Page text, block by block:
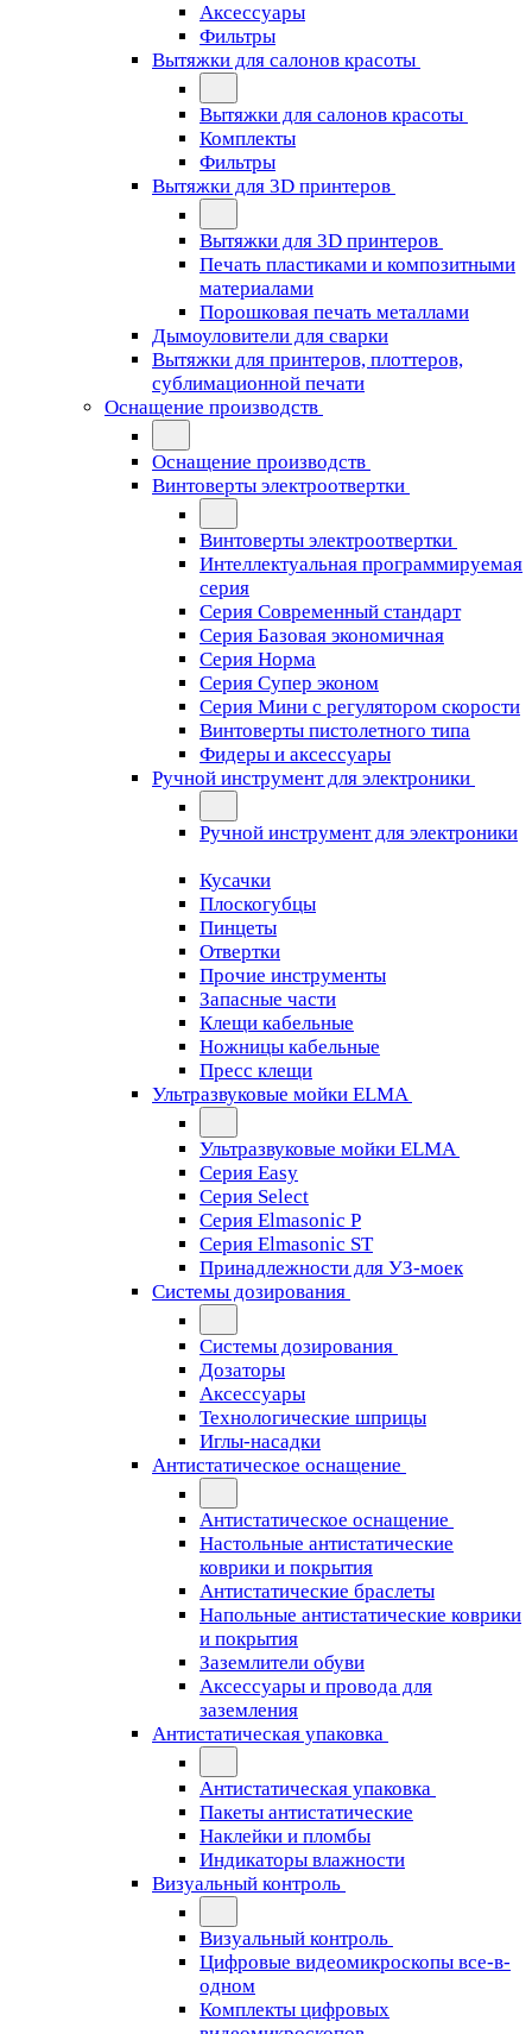
Аксессуары
Фильтры
Вытяжки для салонов красоты
Вытяжки для салонов красоты
Комплекты
Фильтры
Вытяжки для 3D принтеров
Вытяжки для 3D принтеров
Печать пластиками и композитными
материалами
Порошковая печать металлами
Дымоуловители для сварки
Вытяжки для принтеров, плоттеров,
сублимационной печати
Оснащение производств
Оснащение производств
Винтоверты электроотвертки
Винтоверты электроотвертки
Интеллектуальная программируемая
серия
Серия Современный стандарт
Серия Базовая экономичная
Серия Норма
Серия Cупер эконом
Серия Мини с регулятором скорости
Винтоверты пистолетного типа
Фидеры и аксессуары
Ручной инструмент для электроники
Ручной инструмент для электроники
Кусачки
Плоскогубцы
Пинцеты
Отвертки
Прочие инструменты
Запасные части
Клещи кабельные
Ножницы кабельные
Пресс клещи
Ультразвуковые мойки ELMA
Ультразвуковые мойки ELMA
Серия Easy
Серия Select
Серия Elmasonic P
Серия Elmasonic ST
Принадлежности для УЗ-моек
Системы дозирования
Системы дозирования
Дозаторы
Аксессуары
Технологические шприцы
Иглы-насадки
Антистатическое оснащение
Антистатическое оснащение
Настольные антистатические
коврики и покрытия
Антистатические браслеты
Напольные антистатические коврики
и покрытия
Заземлители обуви
Аксессуары и провода для
заземления
Антистатическая упаковка
Антистатическая упаковка
Пакеты антистатические
Наклейки и пломбы
Индикаторы влажности
Визуальный контроль
Визуальный контроль
Цифровые видеомикроскопы все-в-
одном
Комплекты цифровых